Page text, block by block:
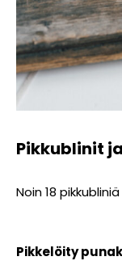
Pikkublinit
Noin 18 pikkubliniä
Pikkelöity